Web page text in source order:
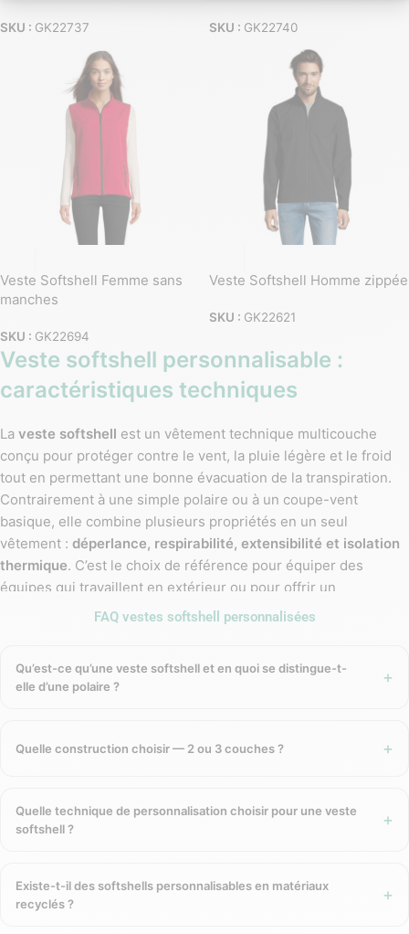
SKU : GK22737 SKU : GK22740
Veste Softshell Femme sans
manches
SKU : GK22694
Veste Softshell Homme zippée
SKU : GK22621
Veste softshell personnalisable :
caractéristiques techniques
La veste softshell est un vêtement technique multicouche
conçu pour protéger contre le vent, la pluie légère et le froid
tout en permettant une bonne évacuation de la transpiration.
Contrairement à une simple polaire ou à un coupe-vent
basique, elle combine plusieurs propriétés en un seul
vêtement : déperlance, respirabilité, extensibilité et isolation
thermique. C’est le choix de référence pour équiper des
équipes qui travaillent en extérieur ou pour offrir un
vêtement d’entreprise à forte valeur perçue.
softshell
intérieure respirante qui évacue la transpiration tout en
conditions extrêmes.
FAQ vestes softshell personnalisées
Qu’est-ce qu’une veste softshell et en quoi se distingue-t-
elle d’une polaire ?
Quelle construction choisir — 2 ou 3 couches ?
Quelle technique de personnalisation choisir pour une veste
softshell ?
Existe-t-il des softshells personnalisables en matériaux
recyclés ?